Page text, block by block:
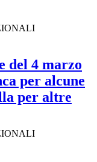
del 4 marzo
per alcune
per altre